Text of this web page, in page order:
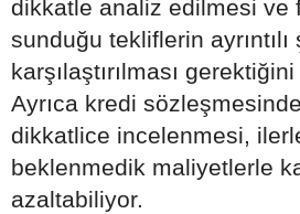
dikkatle analiz edilmesi ve
sunduğu tekliflerin ayrıntılı
karşılaştırılması
Ayrıca kredi
dikkatlice incelenmesi,
beklenmedik maliyetlerle
azaltabiliyor.